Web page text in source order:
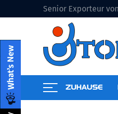
Senior Exporteur
ZUHAUSE